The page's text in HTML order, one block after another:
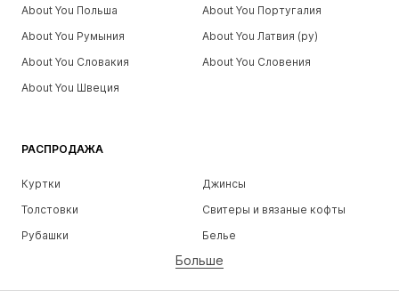
РАСПРОДАЖА
Куртки
Джинсы
Толстовки
Свитеры и вязаные кофты
Рубашки
Белье
Рубашки
Пальто
Костюмы и пиджаки
Больше
About You Польша
About You Португалия
About You Румыния
About You Латвия (ру)
About You Словакия
About You Словения
About You Швеция